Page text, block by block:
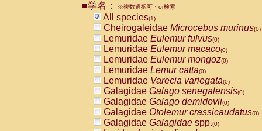
CebidaeCebus nigrivittatus
CebidaeCebus
CebidaeSaimiri boliviensis(0)
CebidaeSaimiri sciureus(0)
AtelidaeAlouatta caraya(0)
AtelidaeAlouatta fusca(0)
AtelidaeAlouatta seniculus
AtelidaeAlouattaspp.(0)
AtelidaeAteles belzebuth(0)
AtelidaeAteles geoffroyi(0)
AtelidaeAteles paniscus(0)
AtelidaeAtelesspp.(0)
■学名： ※複数選択可・or検索
All species(1)
Cheirogaleidae Microcebus murinus(0)
Lemuridae Eulemur fulvus(0)
Lemuridae Eulemur macaco(0)
Lemuridae Eulemur mongoz(0)
Lemuridae Lemur catta(0)
Lemuridae Varecia variegata(0)
Galagidae Galago senegalensis(0)
Galagidae Galago demidovii(0)
Galagidae Otolemur crassicaudatus(0)
Galagidae Galagidae spp.(0)